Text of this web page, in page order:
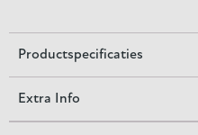
Extra Info
Productspecificaties